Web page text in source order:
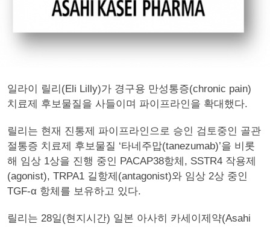
일라이 릴리(Eli Lilly)가 경구용 만성통증(chronic pain)
치료제 후보물질을 사들이며 파이프라인을 확대했다.
릴리는 현재 진통제 파이프라인으로 승인 검토중인 골관
절통증 치료제 후보물질 ‘타네주맙(tanezumab)’을 비롯
해 임상 1상을 진행 중인 PACAP38항체, SSTR4 작용제
(agonist), TRPA1 길항제(antagonist)와 임상 2상 중인
TGF-α 항체를 보유하고 있다.
릴리는 28일(현지시간) 일본 아사히 카세이제약(Asahi